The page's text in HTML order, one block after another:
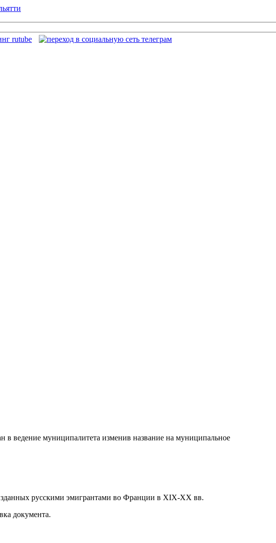
ведение муниципалитета изменив название на муниципальное
русскими эмигрантами во Франции в XIX-XX вв.
документа.